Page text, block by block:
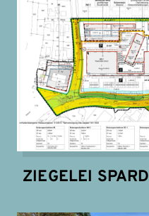
ZIEGELEI